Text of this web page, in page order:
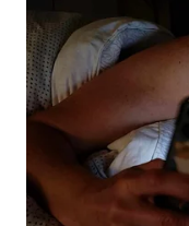
TANI
WAHANA
ADVOKAT
WAHANA
INFRASTRUKTUR